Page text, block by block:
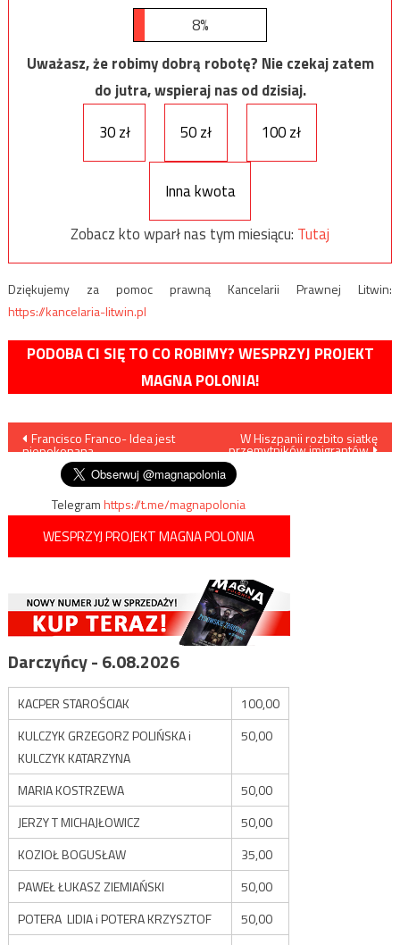
8%
Uważasz, że robimy dobrą robotę? Nie czekaj zatem
do jutra, wspieraj nas od dzisiaj.
30 zł
50 zł 100 zł
Inna kwota
Zobacz kto wparł nas tym miesiącu: Tutaj
Dziękujemy za pomoc prawną Kancelarii Prawnej Litwin:
https://kancelaria-litwin.pl
PODOBA CI SIĘ TO CO ROBIMY? WESPRZYJ PROJEKT
MAGNA POLONIA!
Nawigacja
wpisu
Francisco Franco- Idea jest
niepokonana
W Hiszpanii rozbito siatkę
przemytników imigrantów
Telegramhttps://t.me/magnapolonia
WESPRZYJ PROJEKT MAGNA POLONIA
Darczyńcy - 6.08.2026
KACPER STAROŚCIAK
100,00
KULCZYK GRZEGORZ POLIŃSKA i
KULCZYK KATARZYNA
50,00
MARIA KOSTRZEWA
50,00
JERZY T MICHAJŁOWICZ
50,00
KOZIOŁ BOGUSŁAW
35,00
PAWEŁ ŁUKASZ ZIEMIAŃSKI
50,00
POTERA LIDIA i POTERA KRZYSZTOF
50,00